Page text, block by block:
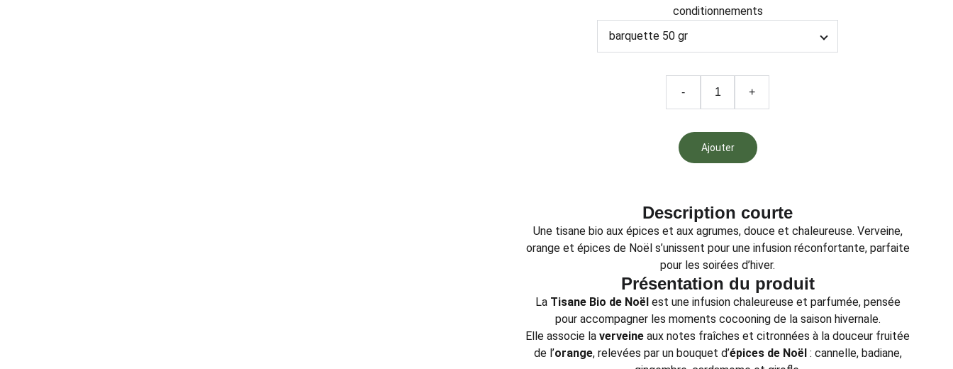
conditionnements
- +
Ajouter
Description courte
Une tisane bio aux épices et aux agrumes, douce et chaleureuse. Verveine,
orange et épices de Noël s’unissent pour une infusion réconfortante, parfaite
pour les soirées d’hiver.
Présentation du produit
La Tisane Bio de Noëlest une infusion chaleureuse et parfumée, pensée
pour accompagner les moments cocooning de la saison hivernale.
Elle associe la verveine aux notes fraîches et citronnées à la douceur fruitée
de l’orange, relevées par un bouquet d’épices de Noël: cannelle, badiane,